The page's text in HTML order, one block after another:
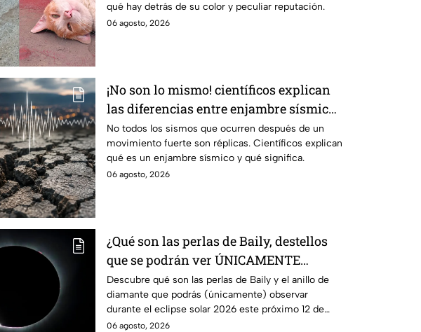
qué hay detrás de su color y peculiar reputación.
06 agosto, 2026
¡No son lo mismo! científicos explican
las diferencias entre enjambre sísmico
y réplicas
No todos los sismos que ocurren después de un
movimiento fuerte son réplicas. Científicos explican
qué es un enjambre sísmico y qué significa.
06 agosto, 2026
¿Qué son las perlas de Baily, destellos
que se podrán ver ÚNICAMENTE
durante el eclipse solar 2026 del 12 de
agosto?
Descubre qué son las perlas de Baily y el anillo de
diamante que podrás (únicamente) observar
durante el eclipse solar 2026 este próximo 12 de
agosto.
06 agosto, 2026